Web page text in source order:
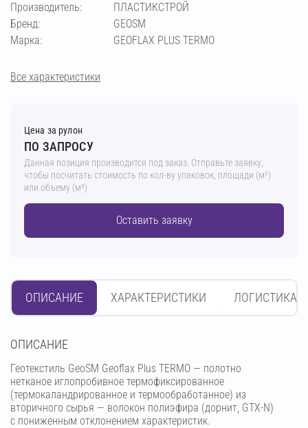
Производитель:
ПЛАСТИКСТРОЙ
Бренд:
GEOSM
Марка:
GEOFLAX PLUS TERMO
Все характеристики
Цена за рулон
ПО ЗАПРОСУ
Данная позиция производится под заказ. Отправьте заявку,
чтобы посчитать стоимость по кол-ву упаковок, площади (м²)
или объему (м³)
Оставить заявку
ОПИСАНИЕ ХАРАКТЕРИСТИКИ ЛОГИСТИКА
OПИСАНИЕ
Геотекстиль GeoSM Geoflax Plus TERMO — полотно
нетканое иглопробивное термофиксированное
(термокаландрированное и термообработанное) из
вторичного сырья — волокон полиэфира (дорнит, GTX-N)
с пониженным отклонением характеристик.